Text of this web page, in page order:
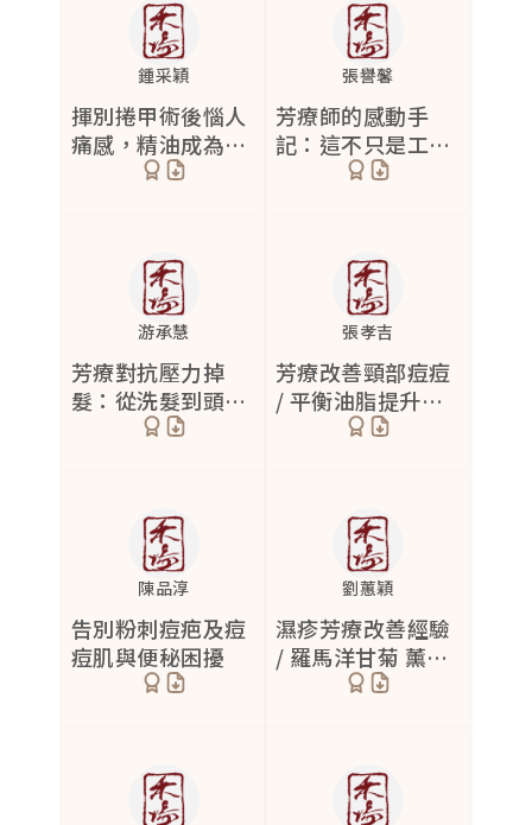
揮別捲甲術後惱人
痛感，精油成為傷
口癒合的神隊友
鍾采穎
芳療師的感動手
記：這不只是工
作，而是一趟旅程
張譽馨
芳療對抗壓力掉
髮：從洗髮到頭皮
油的日常轉變
游承慧
芳療改善頸部痘痘
/ 平衡油脂提升光
張孝吉
告別粉刺痘疤及痘
痘肌與便秘困擾
陳品淳
濕疹芳療改善經驗
/ 羅馬洋甘菊 薰衣
草 乳香止癢退紅腫
劉蕙穎